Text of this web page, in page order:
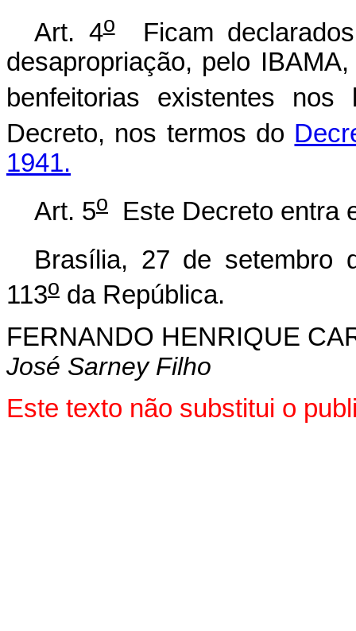
Art. 4oFicam
desapropriação, pelo
benfeitorias existentes
Decreto, nos termos do
1941.
Art. 5o
Este Decreto entra
Brasília, 27 de setembro
113o da República.
FERNANDO HENRIQUE
José Sarney Filho
Este texto não substitui o